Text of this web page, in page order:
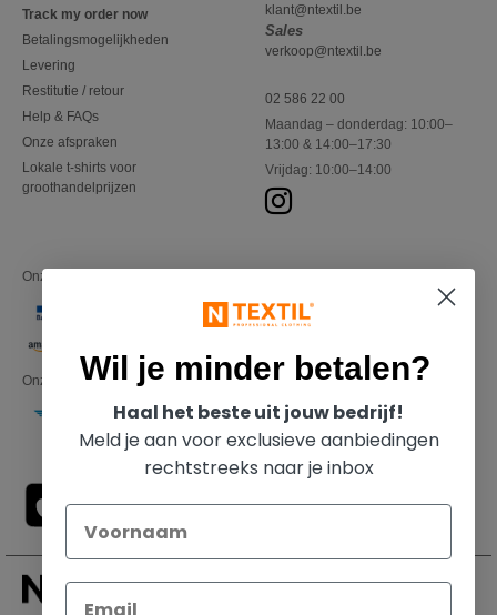
Track my order now
Betalingsmogelijkheden
Levering
Restitutie / retour
Help & FAQs
Onze afspraken
Lokale t-shirts voor
groothandelprijzen
klant@ntextil.be
Sales
verkoop@ntextil.be
02 586 22 00
Maandag – donderdag: 10:00–
13:00 & 14:00–17:30
Vrijdag: 10:00–14:00
Onze financiële partners
Onze transporteursWil je minder betalen?
Haal het beste uit jouw bedrijf!
Meld je aan voor exclusieve aanbiedingen
rechtstreeks naar je inbox